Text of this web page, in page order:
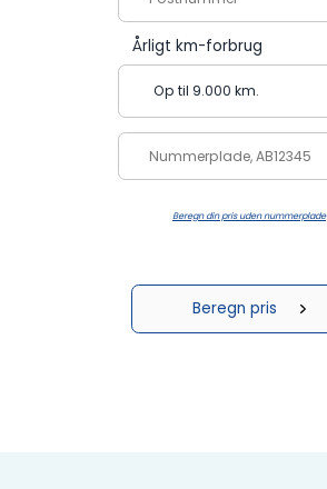
Årligt km-forbrug
Beregn din pris uden nummerplade